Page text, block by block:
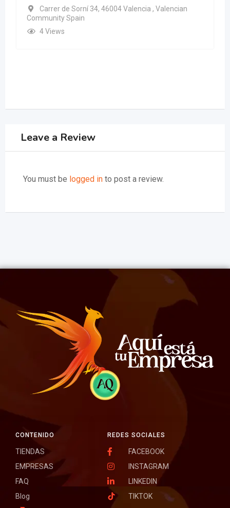
Carrer de Sorní 34, 46004 Valencia , Valencian
Community Spain
4 Views
Leave a Review
You must be logged in to post a review.
REDES SOCIALES
FACEBOOK
INSTAGRAM
LINKEDIN
TIKTOK
CONTENIDO
TIENDAS
EMPRESAS
FAQ
Blog